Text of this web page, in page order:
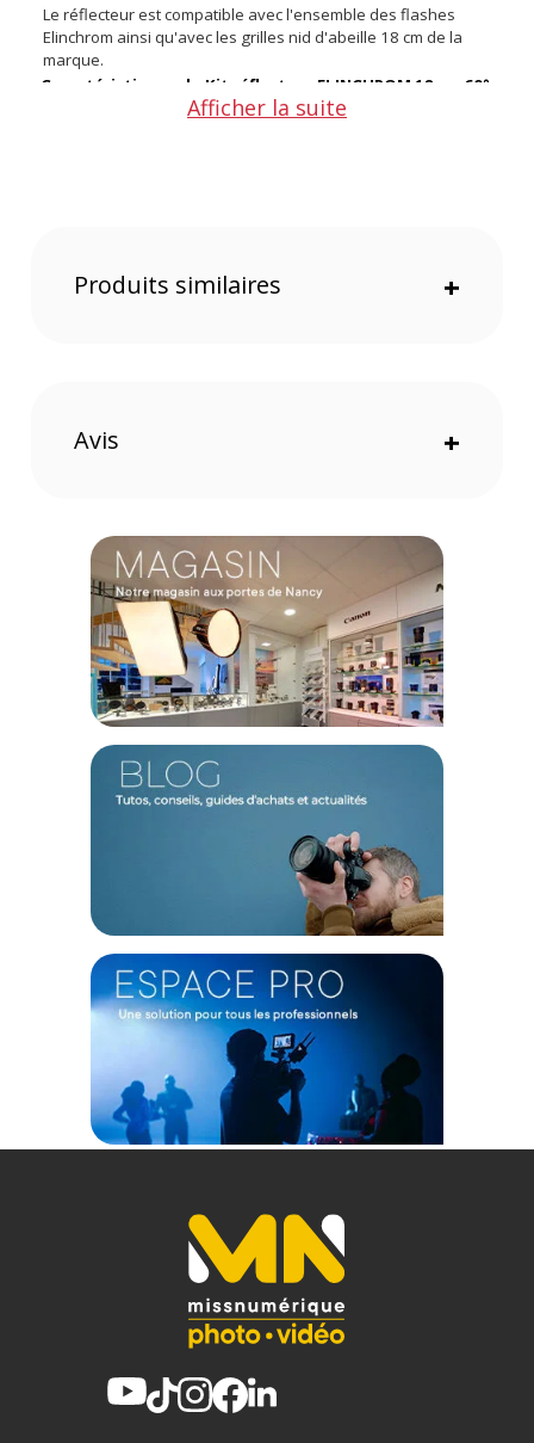
Le réflecteur est compatible avec l'ensemble des flashes
Elinchrom ainsi qu'avec les grilles nid d'abeille 18 cm de la
marque.
Caractéristiques du Kit réflecteur ELINCHROM 18 cm 60°
+ grille nid d'abeille 30° :
Un bol réflecteur 18 cm
Offre valable jusqu'au 09-08-2026 inclus.
Code EAN Kit réflecteur ELINCHROM 18 cm 60° + grille nid
d'abeille 30° :7630006303329
d'achat, sur la base d'une expédition Chronopost 24H vers un point
relais situé en France continentale uniquement, valable uniquement
sur les produits de moins de 1m et moins de 20Kg.
(2) Nombre de points Fidélité estimés, hors remises au panier, basé
sur le prix TTC en €, les points seront effectivement calculés dans le
Afficher la suite
Produits similaires +
Avis +